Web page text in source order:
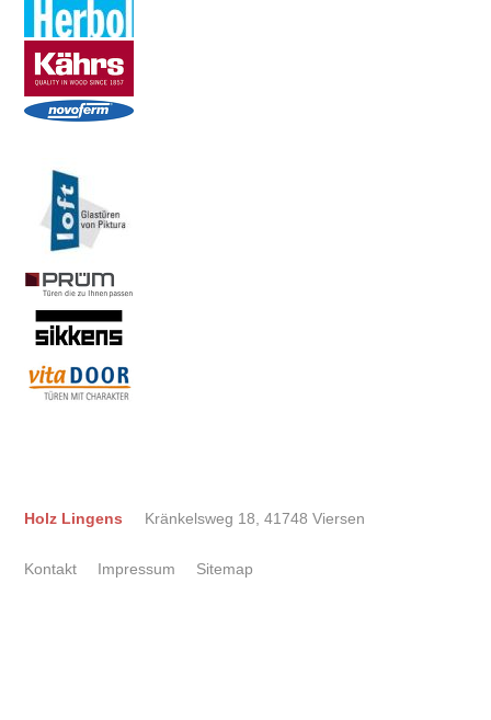
Holz Lingens Kränkelsweg 18, 41748 Viersen
Kontakt Impressum Sitemap